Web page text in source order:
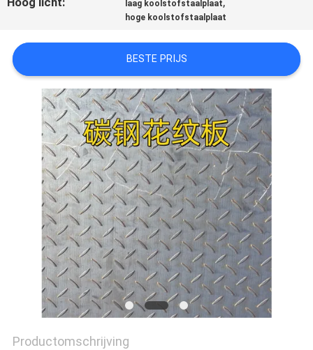
COMPANY
SITEMAP
PRIVACY
POLICY
laag koolstofstaalplaat
hoge koolstofstaalplaat
BESTE PRIJS
Productomschrijving